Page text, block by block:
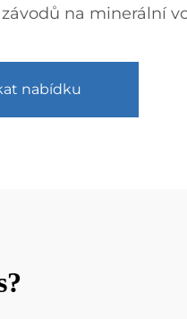
na minerální
nabídku